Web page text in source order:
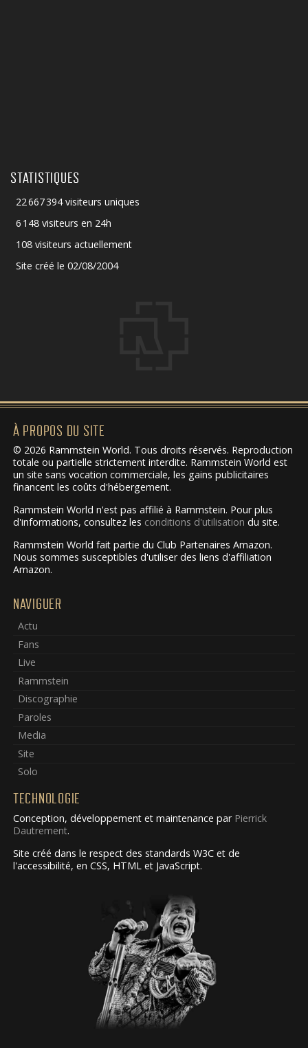
STATISTIQUES
22 667 394 visiteurs uniques
6 148 visiteurs en 24h
108 visiteurs actuellement
Site créé le 02/08/2004
À PROPOS DU SITE
© 2026 Rammstein World. Tous droits réservés. Reproduction
totale ou partielle strictement interdite. Rammstein World est
un site sans vocation commerciale, les gains publicitaires
financent les coûts d'hébergement.
Rammstein World n'est pas affilié à Rammstein. Pour plus
d'informations, consultez les conditions d'utilisation du site.
Rammstein World fait partie du Club Partenaires Amazon.
Nous sommes susceptibles d'utiliser des liens d'affiliation
Amazon.
NAVIGUER
Actu
Fans
Live
Rammstein
Discographie
Paroles
Media
Site
Solo
TECHNOLOGIE
Conception, développement et maintenance par Pierrick
Dautrement.
Site créé dans le respect des standards W3C et de
l'accessibilité, en CSS, HTML et JavaScript.